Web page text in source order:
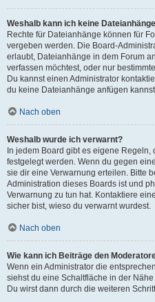
Weshalb kann ich keine
Rechte für Dateianhänge können für
vergeben werden. Die Board-
erlaubt, Dateianhänge in dem Forum
verfassen möchtest, oder nur
Du kannst einen Administrator
du keine Dateianhänge anfügen
Nach oben
Weshalb wurde ich verwarnt?
In jedem Board gibt es eigene
festgelegt werden. Wenn du gegen
sie dir eine Verwarnung erteilen. Bitte
Administration dieses Boards ist und
Verwarnung zu tun hat. Kontaktiere
sicher bist, wieso du verwarnt wurdest.
Nach oben
Wie kann ich Beiträge den
Wenn ein Administrator die
siehst du eine Schaltfläche in der
Du wirst dann durch die weiteren